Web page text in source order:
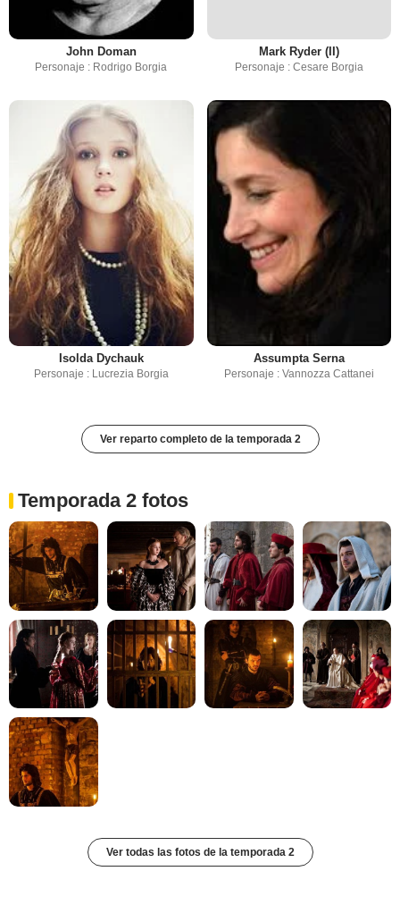
John Doman
Personaje : Rodrigo Borgia
Mark Ryder (II)
Personaje : Cesare Borgia
Isolda Dychauk
Personaje : Lucrezia Borgia
Assumpta Serna
Personaje : Vannozza Cattanei
Ver reparto completo de la temporada 2
Temporada 2 fotos
Ver todas las fotos de la temporada 2